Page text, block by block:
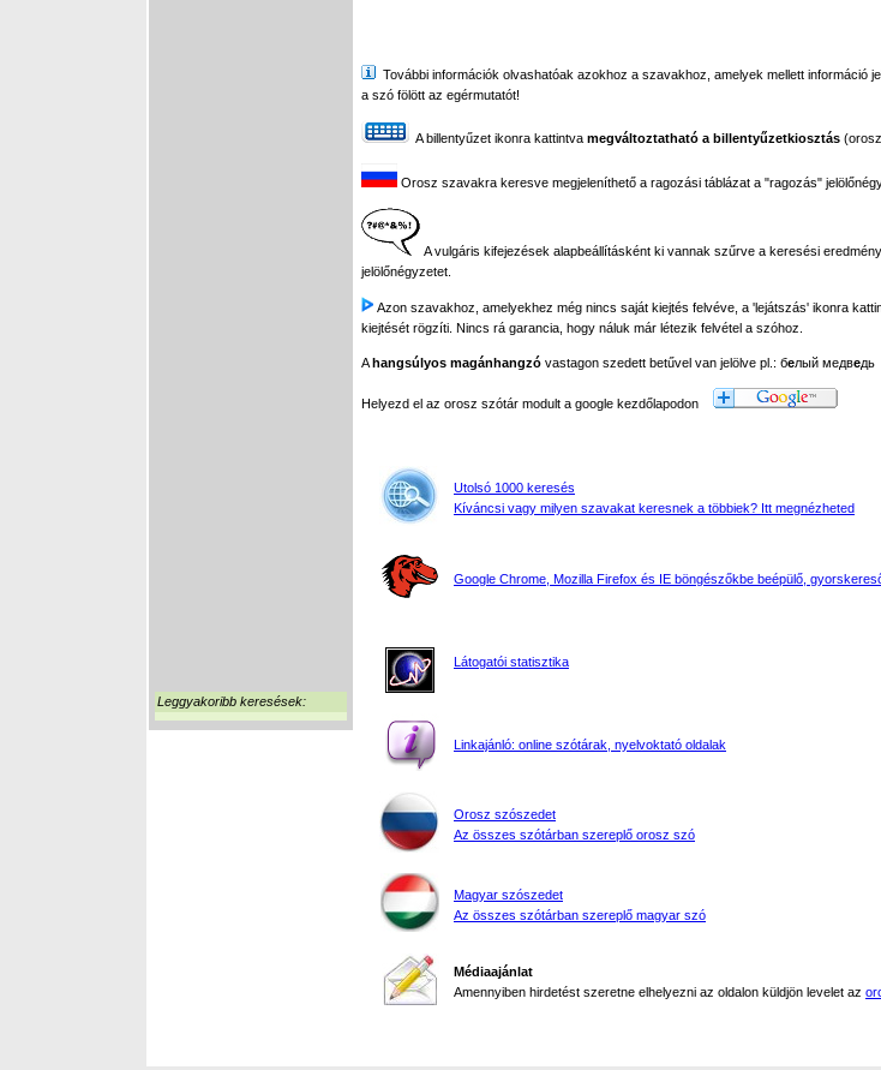
Leggyakoribb keresések:
További információk olvashatóak azokhoz a szavakhoz, amelyek mellett információ
a szó fölött az egérmutatót!
A billentyűzet ikonra kattintva megváltoztatható a billentyűzetkiosztás
Orosz szavakra keresve megjeleníthető a ragozási táblázat a "ragozás"
A vulgáris kifejezések alapbeállításként ki vannak szűrve a keresési
jelölőnégyzetet.
Azon szavakhoz, amelyekhez még nincs saját kiejtés felvéve, a 'lejátszás' ikonra
kiejtését rögzíti. Nincs rá garancia, hogy náluk már létezik felvétel a szóhoz.
Ahangsúlyos magánhangzó vastagon szedett betűvel van jelölve pl.: белый медведь
Helyezd el az orosz szótár modult a google kezdőlapodon
Utolsó 1000 keresés
Kíváncsi vagy milyen szavakat keresnek a többiek? Itt megnézheted
Google Chrome, Mozilla Firefox és IE böngészőkbe beépülő,
Látogatói statisztika
Linkajánló: online szótárak, nyelvoktató oldalak
Orosz szószedet
Az összes szótárban szereplő orosz szó
Magyar szószedet
Az összes szótárban szereplő magyar szó
Médiaajánlat
Amennyiben hirdetést szeretne elhelyezni az oldalon küldjön levelet az